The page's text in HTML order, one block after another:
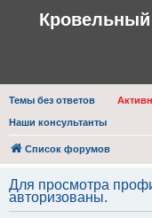
Темы без ответов
Наши консультанты
Список форумов
Для просмотра
авторизованы.